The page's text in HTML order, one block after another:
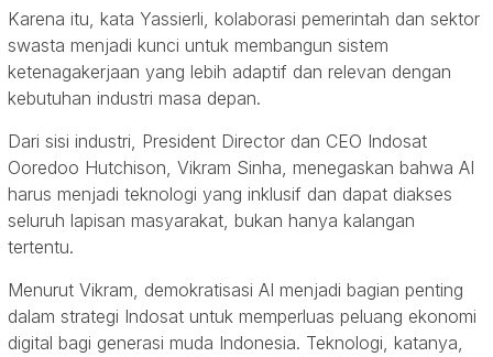
Karena itu, kata Yassierli, kolaborasi pemerintah dan sektor
swasta menjadi kunci untuk membangun sistem
ketenagakerjaan yang lebih adaptif dan relevan dengan
kebutuhan industri masa depan.
Dari sisi industri, President Director dan CEO Indosat
Ooredoo Hutchison, Vikram Sinha, menegaskan bahwa AI
harus menjadi teknologi yang inklusif dan dapat diakses
seluruh lapisan masyarakat, bukan hanya kalangan
tertentu.
Menurut Vikram, demokratisasi AI menjadi bagian penting
dalam strategi Indosat untuk memperluas peluang ekonomi
digital bagi generasi muda Indonesia. Teknologi, katanya,